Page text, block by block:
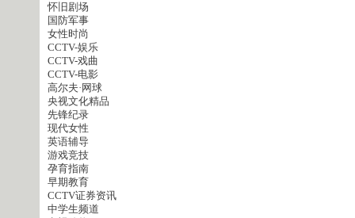
怀旧剧场
国防军事
女性时尚
CCTV-娱乐
CCTV-戏曲
CCTV-电影
高尔夫·网球
央视文化精品
先锋纪录
现代女性
英语辅导
游戏竞技
孕育指南
早期教育
CCTV证券资讯
中学生频道